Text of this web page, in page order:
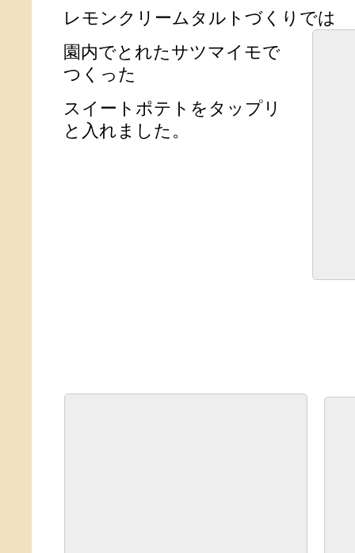
レモンクリームタルトづくりでは
園内でとれたサツマイモで
つくった
スイートポテトをタップリ
と入れました。